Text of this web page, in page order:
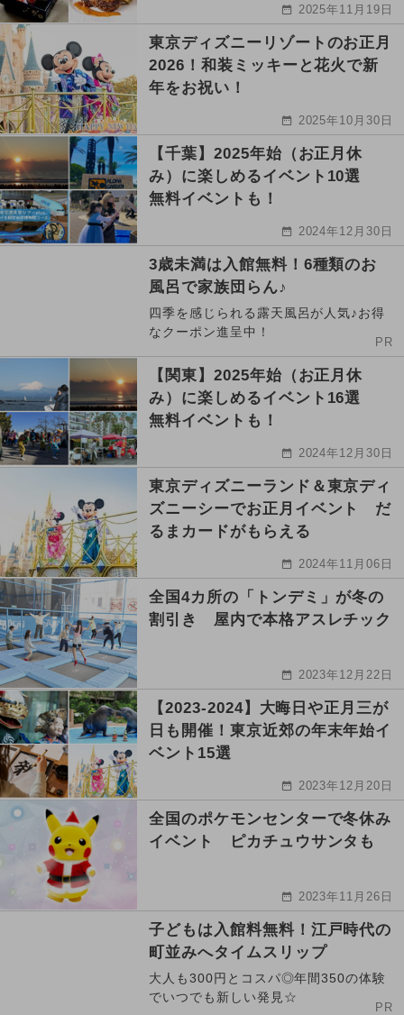
2025年11月19日
東京ディズニーリゾートのお正月
2026！和装ミッキーと花火で新
年をお祝い！
2025年10月30日
【千葉】2025年始（お正月休
み）に楽しめるイベント10選
無料イベントも！
2024年12月30日
3歳未満は入館無料！6種類のお
風呂で家族団らん♪
四季を感じられる露天風呂が人気♪お得
なクーポン進呈中！
PR
【関東】2025年始（お正月休
み）に楽しめるイベント16選
無料イベントも！
2024年12月30日
東京ディズニーランド＆東京ディ
ズニーシーでお正月イベント だ
るまカードがもらえる
2024年11月06日
全国4カ所の「トンデミ」が冬の
割引き 屋内で本格アスレチック
2023年12月22日
【2023-2024】大晦日や正月三が
日も開催！東京近郊の年末年始イ
ベント15選
2023年12月20日
全国のポケモンセンターで冬休み
イベント ピカチュウサンタも
2023年11月26日
子どもは入館料無料！江戸時代の
町並みへタイムスリップ
大人も300円とコスパ◎年間350の体験
でいつでも新しい発見☆
PR